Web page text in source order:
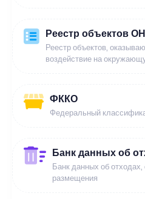
Реестр объектов
Реестр объектов,
воздействие на
ФККО
Федеральный
Банк данных об
Банк данных об отходах,
размещения